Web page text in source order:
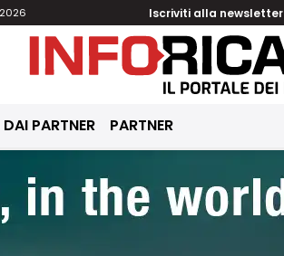
Iscriviti alla newsletter
PARTNER PARTNER